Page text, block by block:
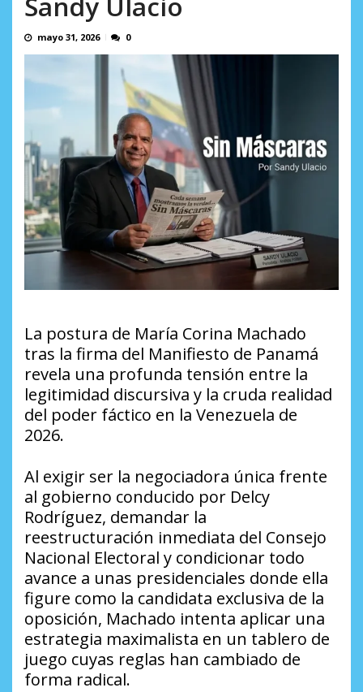
León R
mayo 31, 2026 0
La postura de María Corina Machado
tras la firma del Manifiesto de Panamá
revela una profunda tensión entre la
legitimidad discursiva y la cruda realidad
del poder fáctico en la Venezuela de
2026.
Al exigir ser la negociadora única frente
al gobierno conducido por Delcy
Rodríguez, demandar la
reestructuración inmediata del Consejo
Nacional Electoral y condicionar todo
avance a unas presidenciales donde ella
figure como la candidata exclusiva de la
oposición, Machado intenta aplicar una
estrategia maximalista en un tablero de
juego cuyas reglas han cambiado de
forma radical.